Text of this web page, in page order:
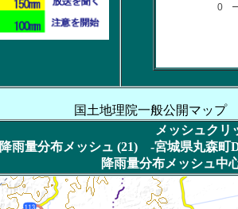
0
国土地理院一般公開マップ
メッシュクリ
降雨量分布メッシュ (21) -宮城県丸森
降雨量分布メッシュ